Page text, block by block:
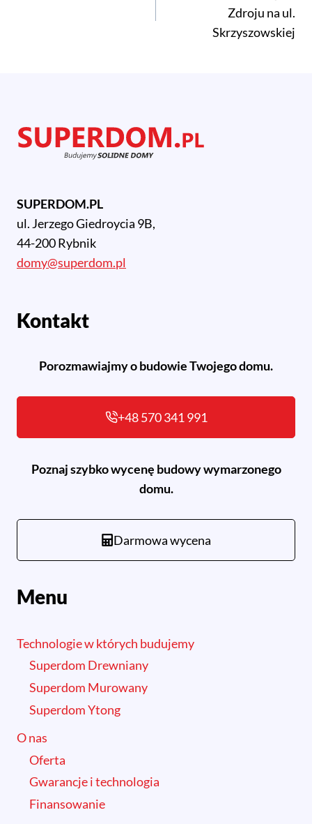
Zdroju na ul.
Skrzyszowskiej
SUPERDOM.PL
ul. Jerzego Giedroycia 9B,
44-200 Rybnik
domy@superdom.pl
Kontakt
Porozmawiajmy o budowie Twojego domu.
+48 570 341 991
Poznaj szybko wycenę budowy wymarzonego
domu.
Darmowa wycena
Menu
Technologie w których budujemy
Superdom Drewniany
Superdom Murowany
Superdom Ytong
O nas
Oferta
Gwarancje i technologia
Finansowanie